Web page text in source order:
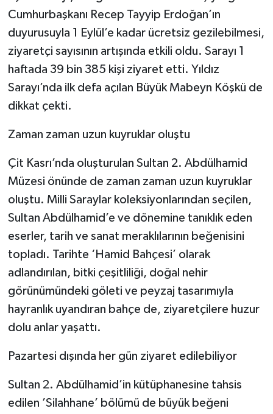
Cumhurbaşkanı Recep Tayyip Erdoğan’ın
duyurusuyla 1 Eylül’e kadar ücretsiz gezilebilmesi,
ziyaretçi sayısının artışında etkili oldu. Sarayı 1
haftada 39 bin 385 kişi ziyaret etti. Yıldız
Sarayı’nda ilk defa açılan Büyük Mabeyn Köşkü de
dikkat çekti.
Zaman zaman uzun kuyruklar oluştu
Çit Kasrı’nda oluşturulan Sultan 2. Abdülhamid
Müzesi önünde de zaman zaman uzun kuyruklar
oluştu. Milli Saraylar koleksiyonlarından seçilen,
Sultan Abdülhamid’e ve dönemine tanıklık eden
eserler, tarih ve sanat meraklılarının beğenisini
topladı. Tarihte ‘Hamid Bahçesi’ olarak
adlandırılan, bitki çeşitliliği, doğal nehir
görünümündeki göleti ve peyzaj tasarımıyla
hayranlık uyandıran bahçe de, ziyaretçilere huzur
dolu anlar yaşattı.
Pazartesi dışında her gün ziyaret edilebiliyor
Sultan 2. Abdülhamid’in kütüphanesine tahsis
edilen ’Silahhane’ bölümü de büyük beğeni